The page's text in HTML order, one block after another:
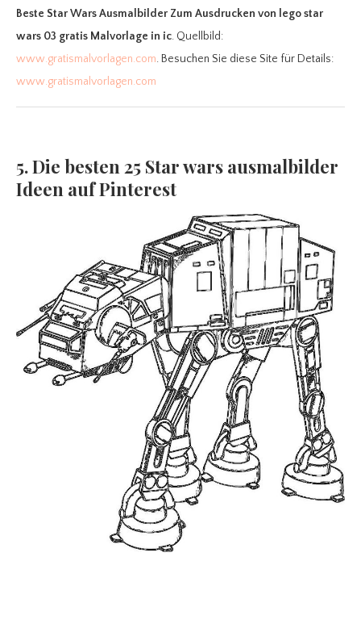
Beste Star Wars Ausmalbilder Zum Ausdrucken von lego star
wars 03 gratis Malvorlage in ic. Quellbild:
www.gratismalvorlagen.com. Besuchen Sie diese Site für Details:
www.gratismalvorlagen.com
5. Die besten 25 Star wars ausmalbilder
Ideen auf Pinterest